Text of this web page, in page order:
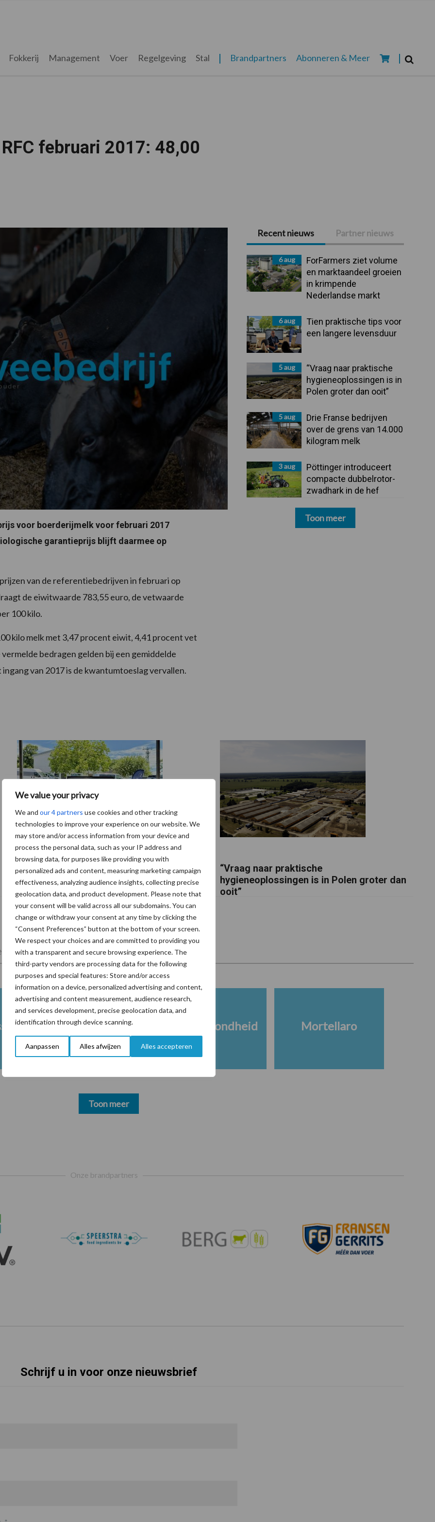
We value your privacy
We and our 4 partners use cookies and other tracking
technologies to improve your experience on our website. We
may store and/or access information from your device and
process the personal data, such as your IP address and
browsing data, for purposes like providing you with
personalized ads and content, measuring marketing campaign
effectiveness, analyzing audience insights, collecting precise
geolocation data, and product development. Please note that
your consent will be valid across all our subdomains. You can
change or withdraw your consent at any time by clicking the
“Consent Preferences” button at the bottom of your screen.
We respect your choices and are committed to providing you
with a transparent and secure browsing experience. The
third-party vendors are processing data for the following
purposes and special features: Store and/or access
information on a device, personalized advertising and content,
advertising and content measurement, audience research,
and services development, precise geolocation data, and
identification through device scanning.
Aanpassen Alles afwijzen Alles accepteren
Fokkerij Management Voer Regelgeving Stal Brandpartners Abonneren & Meer
februari 2017: 48,00
voor boerderijmelk voor februari 2017
garantieprijs blijft daarmee op
van de referentiebedrijven in februari op
de eiwitwaarde 783,55 euro, de vetwaarde
100 kilo.
kilo melk met 3,47 procent eiwit, 4,41 procent vet
bedragen gelden bij een gemiddelde
van 2017 is de kwantumtoeslag vervallen.
Primaire
Sidebar
Recent nieuws Partner nieuws
6 aug
ForFarmers ziet volume
en marktaandeel groeien
in krimpende
Nederlandse markt
6 aug
Tien praktische tips voor
een langere levensduur
5 aug
“Vraag naar praktische
hygieneoplossingen is in
Polen groter dan ooit”
5 aug
Drie Franse bedrijven
over de grens van 14.000
kilogram melk
3 aug
Pöttinger introduceert
compacte dubbelrotor-
zwadhark in de hef
Toon meer
Tien praktische tips voor een langere
levensduur
“Vraag naar praktische
hygieneoplossingen is in Polen groter dan
ooit”
Veevoer Wet en regelgeving
Ketose Klauwgezondheid Mortellaro
Toon meer
Onze brandpartners
Schrijf u in voor onze nieuwsbrief